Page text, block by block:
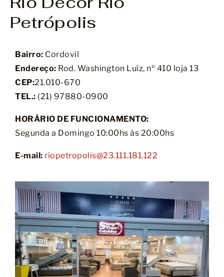
Petrópolis
Bairro: Cordovil
Endereço: Rod. Washington Luíz, nº 410 loja 13
CEP:21.010-670
TEL.: (21) 97880-0900
HORÁRIO DE FUNCIONAMENTO:
Segunda a Domingo 10:00hs às 20:00hs
E-mail: riopetropolis@23.111.181.122